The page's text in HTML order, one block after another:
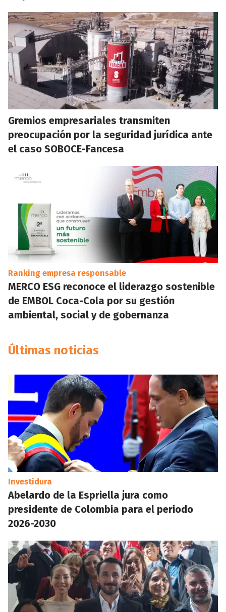
Gremios empresariales transmiten
preocupación por la seguridad jurídica ante
el caso SOBOCE-Fancesa
Ranking empresa responsable
MERCO ESG reconoce el liderazgo sostenible
de EMBOL Coca-Cola por su gestión
ambiental, social y de gobernanza
Últimas noticias
Investidura
Abelardo de la Espriella jura como
presidente de Colombia para el periodo
2026-2030